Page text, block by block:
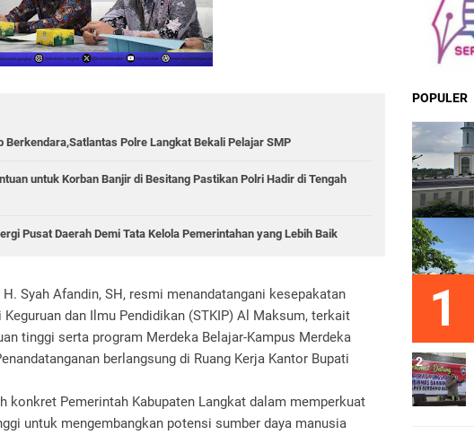
Berkendara,Satlantas Polre Langkat Bekali Pelajar SMP
untuk Korban Banjir di Besitang Pastikan Polri Hadir di Tengah
Pusat Daerah Demi Tata Kelola Pemerintahan yang Lebih Baik
Syah Afandin, SH, resmi menandatangani kesepakatan
dan Ilmu Pendidikan (STKIP) Al Maksum, terkait
tinggi serta program Merdeka Belajar-Kampus Merdeka
berlangsung di Ruang Kerja Kantor Bupati
konkret Pemerintah Kabupaten Langkat dalam memperkuat
untuk mengembangkan potensi sumber daya manusia
POPULER